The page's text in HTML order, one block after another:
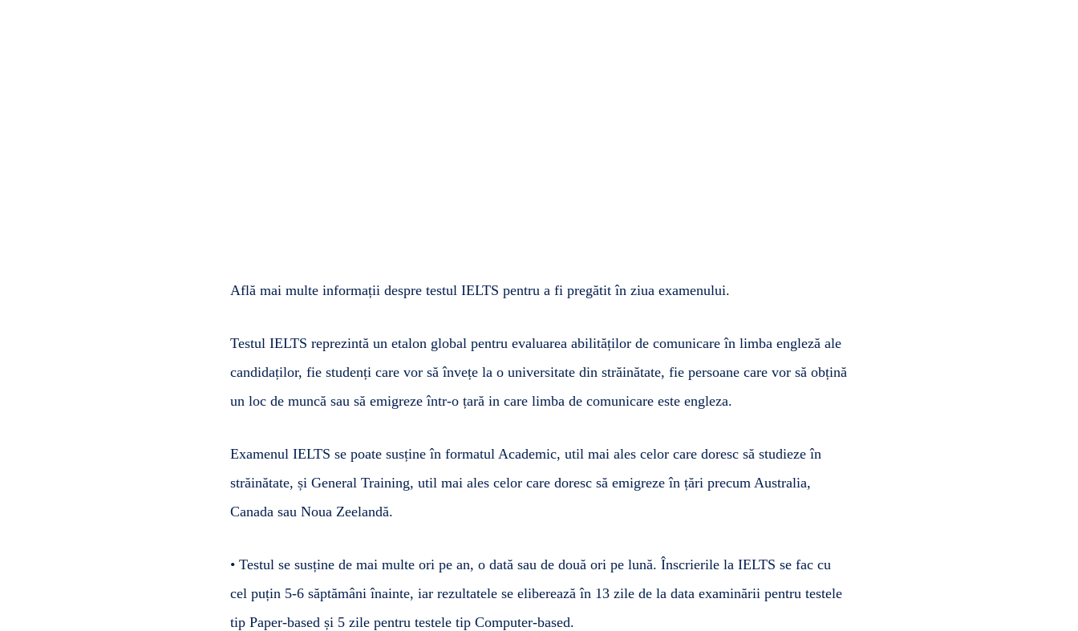
Află mai multe informații despre testul IELTS pentru a fi pregătit în ziua examenului.
Testul IELTS reprezintă un etalon global pentru evaluarea abilităților de comunicare în limba engleză ale
candidaților, fie studenți care vor să învețe la o universitate din străinătate, fie persoane care vor să obțină
un loc de muncă sau să emigreze într-o țară in care limba de comunicare este engleza.
Examenul IELTS se poate susține în formatul Academic, util mai ales celor care doresc să studieze în
străinătate, și General Training, util mai ales celor care doresc să emigreze în țări precum Australia,
Canada sau Noua Zeelandă.
• Testul se susține de mai multe ori pe an, o dată sau de două ori pe lună. Înscrierile la IELTS se fac cu
cel puțin 5-6 săptămâni înainte, iar rezultatele se eliberează în 13 zile de la data examinării pentru testele
tip Paper-based și 5 zile pentru testele tip Computer-based.